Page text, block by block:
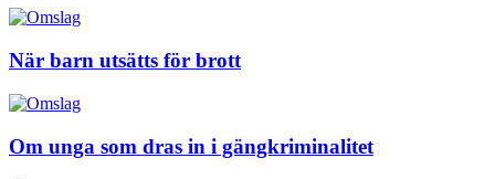
När barn utsätts för brott
Om unga som dras in i gängkriminalitet